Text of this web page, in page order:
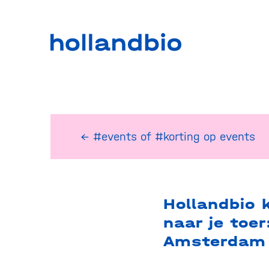
← #events of #korting op events
Hollandbio
naar je
Amsterdam